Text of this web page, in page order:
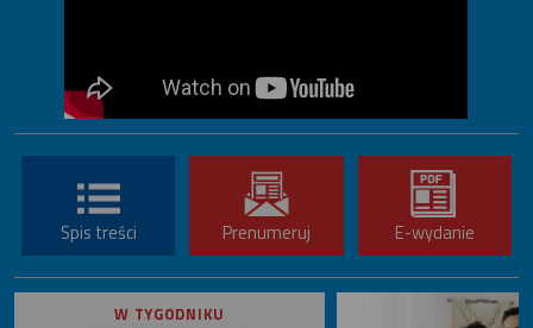
Spis treści Prenumeruj E-wydanie
W TYGODNIKU